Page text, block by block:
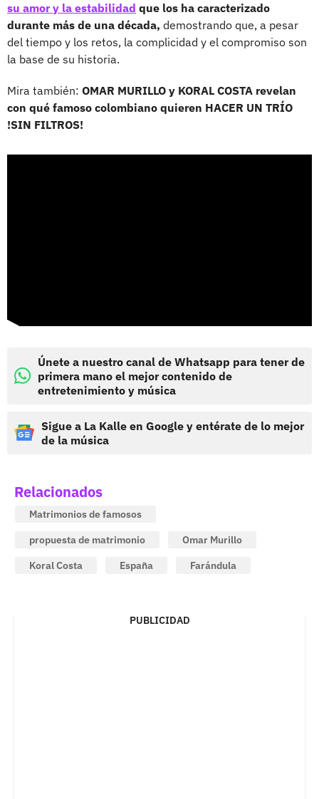
su amor y la estabilidad que los ha caracterizado
durante más de una década, demostrando que, a pesar
del tiempo y los retos, la complicidad y el compromiso son
la base de su historia.
Mira también: OMAR MURILLO y KORAL COSTA revelan
con qué famoso colombiano quieren HACER UN TRÍO
!SIN FILTROS!
Únete a nuestro canal de Whatsapp para tener de
primera mano el mejor contenido de
entretenimiento y música
Sigue a La Kalle en Google y entérate de lo mejor
de la música
Relacionados
Matrimonios de famosos
propuesta de matrimonio
Omar Murillo
Koral Costa
España Farándula
PUBLICIDAD